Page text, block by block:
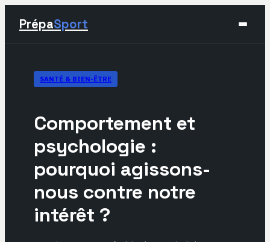
PrépaSport
Sport
Développement Personnel
Lifestyle
SANTÉ & BIEN-ÊTRE
Comportement et
psychologie :
pourquoi agissons-
nous contre notre
intérêt ?